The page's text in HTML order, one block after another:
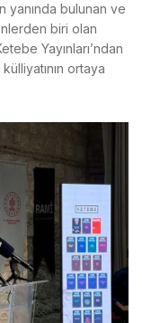
yanında bulunan ve
biri olan
Yayınları’ndan
ortaya